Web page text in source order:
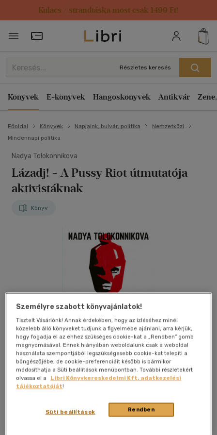
Kulacs / strandtáska most csak 1499 Ft!
Törzsvásárlói Kártya adatai
Részletes keresés
Könyvek E-könyvek Hangoskönyvek Antikvár
Főoldal Könyvek Napjaink, bulvár, politika
Nemzetközi
Mindennapi politika
Nadya Tolokonnikova
Lázadj! - A Pussy Riot útmutatója
aktivistáknak
Könyv
(1 vélemény)
Személyre szabott könyvajánlatok!
Tisztelt Vásárlónk! Annak érdekében, hogy az ízléséhez minél
közelebb álló könyveket tudjunk a figyelmébe ajánlani, arra kérjük,
hogy fogadja el az ehhez szükséges cookie-kat a „Rendben” gomb
megnyomásával. Ennek hiányában weboldalunk csak a weboldal
használata szempontjából legszükségesebb cookie-kat telepíti a
böngészőjébe, de cookie-preferenciáit később is bármikor
módosíthatja a Süti beállítások menüpontban. További részletekért
olvassa el a
Libri Könyvkereskedelmi Kft. adatkezelési
tájékoztatóját!
Rendben
Süti beállítások